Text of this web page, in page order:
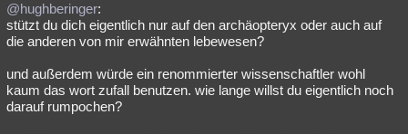
@hughberinger:
stützt du dich eigentlich nur auf den archäopteryx oder auch auf
die anderen von mir erwähnten lebewesen?
und außerdem würde ein renommierter wissenschaftler wohl
kaum das wort zufall benutzen. wie lange willst du eigentlich noch
darauf rumpochen?